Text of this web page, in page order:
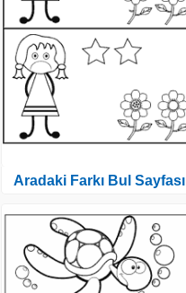
Aradaki Farkı Bul Sayfası